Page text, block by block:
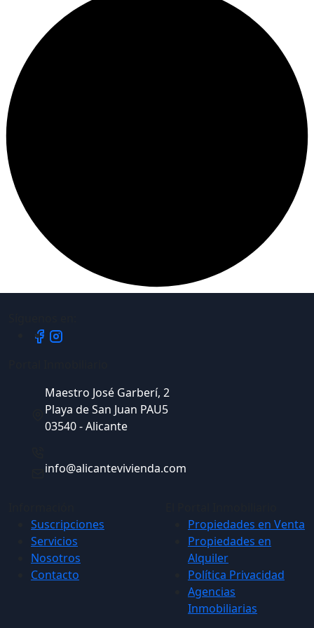
Maestro José Garberí, 2
Playa de San Juan PAU5
03540 - Alicante
info@alicantevivienda.com
Suscripciones
Servicios
Nosotros
Contacto
Propiedades en Venta
Propiedades en
Alquiler
Política Privacidad
Agencias
Inmobiliarias